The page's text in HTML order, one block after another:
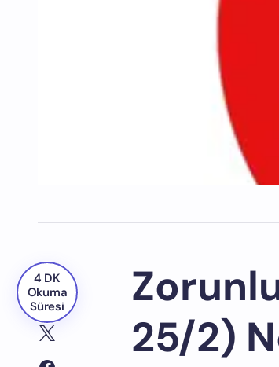
4 DK
Okuma
Süresi
25/2)